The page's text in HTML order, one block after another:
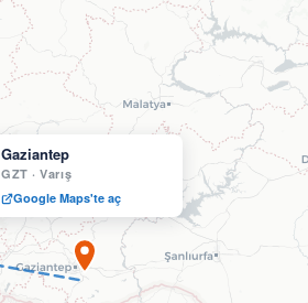
Gaziantep
GZT ·Varış
Google Maps'te aç